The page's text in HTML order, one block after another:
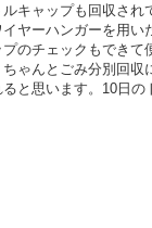
キャップも回収され
ヤーハンガーを用い
のチェックもできて
ゃんとごみ分別回収
と思います。10日